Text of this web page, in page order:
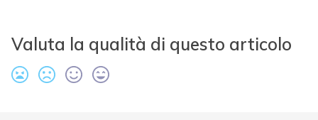
Valuta la qualità di questo articolo